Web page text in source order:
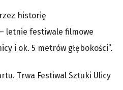
historię
letnie festiwale filmowe
i ok. 5 metrów głębokości”.
Trwa Festiwal Sztuki Ulicy